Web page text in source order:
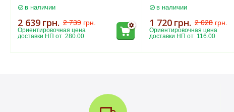
в наличии
2 739 грн.
2 639 грн.
Ориентировочная цена
доставки НП от  280.00
в наличии
2 028 грн.
1 720 грн.
Ориентировочная цена
доставки НП от  116.00